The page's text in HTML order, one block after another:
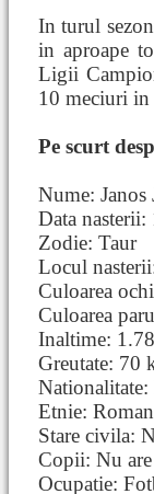
In turul
in aproape
Ligii
10 meciuri in
Pe scurt
Nume: Janos
Data
Zodie: Taur
Locul
Culoarea
Culoarea
Inaltime:
Greutate: 70
Nationalitate:
Etnie: Roman
Stare civila:
Copii: Nu are
Ocupatie: